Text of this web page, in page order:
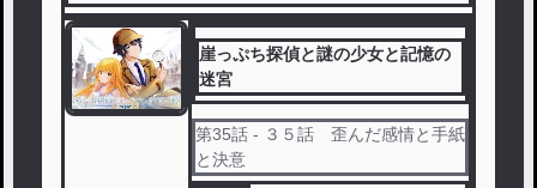
崖っぷち探偵と謎の少女と記憶の
迷宮
第35話- ３５話 歪んだ感情と手紙
と決意